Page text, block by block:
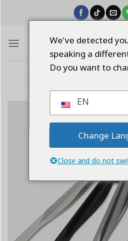
We've detected
speaking a
Do you want to
EN
Change
Close and do not